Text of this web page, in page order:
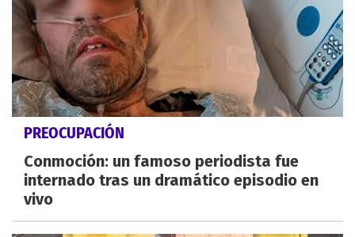
PREOCUPACIÓN
Conmoción: un famoso periodista fue
internado tras un dramático episodio en
vivo